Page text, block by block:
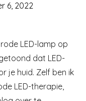
6, 2022
LED-lamp op
dat LED-
je huid. Zelf ben ik
LED-therapie,